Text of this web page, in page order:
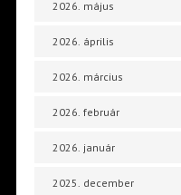
2026. május
2026. április
2026. március
2026. február
2026. január
2025. december